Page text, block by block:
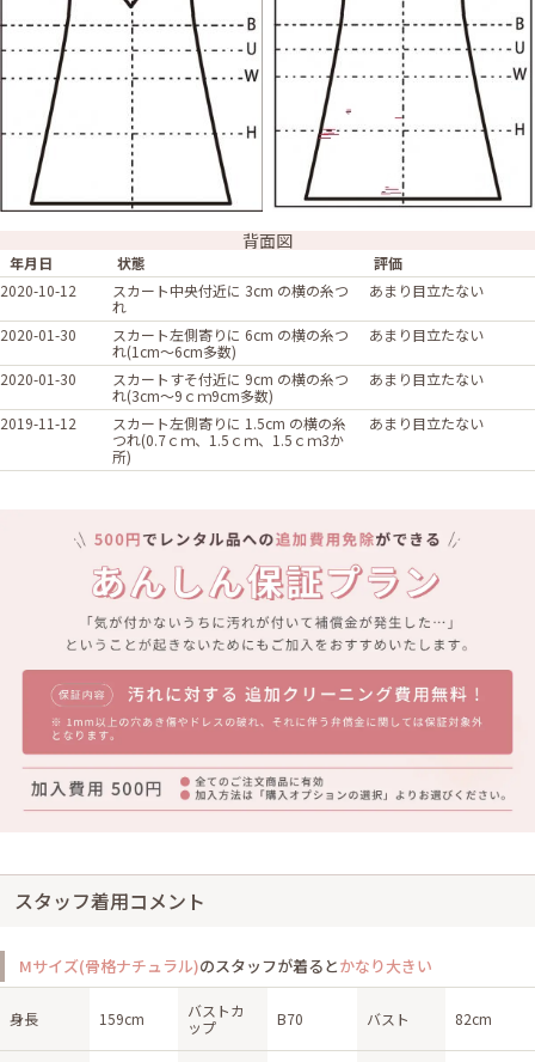
背面図
年月日 状態
評価
2020-10-12
スカート中央付近に 3cm の横の糸つ
れ
あまり目立たない
2020-01-30
スカート左側寄りに 6cm の横の糸つ
れ(1cm〜6cm多数)
あまり目立たない
2020-01-30
スカートすそ付近に 9cm の横の糸つ
れ(3cm〜9ｃｍ9cm多数)
あまり目立たない
2019-11-12
スカート左側寄りに 1.5cm の横の糸
つれ(0.7ｃｍ、1.5ｃｍ、1.5ｃｍ3か
所)
あまり目立たない
スタッフ着用コメント
Mサイズ(骨格ナチュラル)のスタッフが着るとかなり大きい
身長 159cm
バストカ
ップ
B70 バスト 82cm